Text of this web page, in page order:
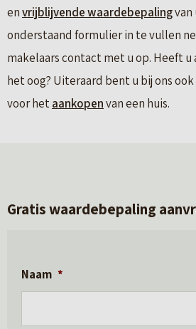
envrijblijvende waardebepalingvan
onderstaand formulier in te vullen
makelaars contact met u op. Heeft u
het oog? Uiteraard bent u bij ons
voor hetaankopenvan een huis.
Gratis waardebepaling
Naam *